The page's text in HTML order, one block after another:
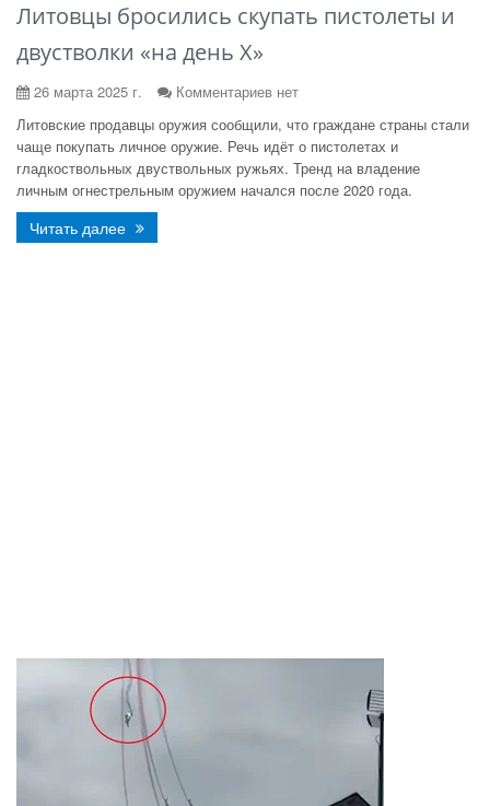
Литовцы бросились скупать пистолеты и
двустволки «на день X»
26 марта 2025 г.
Комментариев нет
Литовские продавцы оружия сообщили, что граждане страны стали
чаще покупать личное оружие. Речь идёт о пистолетах и
гладкоствольных двуствольных ружьях. Тренд на владение
личным огнестрельным оружием начался после 2020 года.
Читать далее